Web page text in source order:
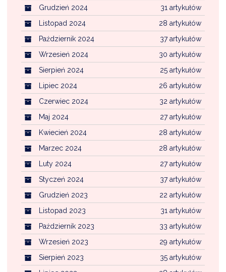
31 artykułów
Grudzień 2024
28 artykułów
Listopad 2024
37 artykułów
Październik 2024
30 artykułów
Wrzesień 2024
25 artykułów
Sierpień 2024
26 artykułów
Lipiec 2024
32 artykułów
Czerwiec 2024
27 artykułów
Maj 2024
28 artykułów
Kwiecień 2024
28 artykułów
Marzec 2024
27 artykułów
Luty 2024
37 artykułów
Styczeń 2024
22 artykułów
Grudzień 2023
31 artykułów
Listopad 2023
33 artykułów
Październik 2023
29 artykułów
Wrzesień 2023
35 artykułów
Sierpień 2023